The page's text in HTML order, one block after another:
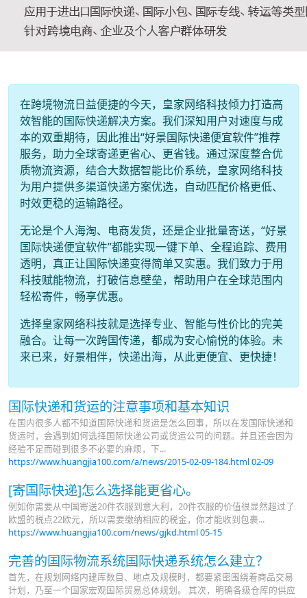
在跨境物流日益便捷的今天，皇家网络科技倾力打造高
效智能的国际快递解决方案。我们深知用户对速度与成
本的双重期待，因此推出“好景国际快递便宜软件”推荐
服务，助力全球寄递更省心、更省钱。通过深度整合优
质物流资源，结合大数据智能比价系统，皇家网络科技
为用户提供多渠道快递方案优选，自动匹配价格更低、
时效更稳的运输路径。
无论是个人海淘、电商发货，还是企业批量寄送，“好景
国际快递便宜软件”都能实现一键下单、全程追踪、费用
透明，真正让国际快递变得简单又实惠。我们致力于用
科技赋能物流，打破信息壁垒，帮助用户在全球范围内
轻松寄件，畅享优惠。
选择皇家网络科技就是选择专业、智能与性价比的完美
融合。让每一次跨国传递，都成为安心愉悦的体验。未
来已来，好景相伴，快递出海，从此更便宜、更快捷！
国际快递和货运的注意事项和基本知识
在国内很多人都不知道国际快递和货运是怎么回事，所以在发国际快递和
货运时，会遇到如何选择国际快递公司或货运公司的问题。并且还会因为
经验不足而碰到很多不必要的麻烦，下...
https://www.huangjia100.com/a/news/2015-02-09-184.html02-09
[寄国际快递]怎么选择能更省心。
例如你需要从中国寄送20件衣服到意大利，20件衣服的价值很显然超过了
欧盟的税点22欧元，所以需要缴纳相应的税金，你才能收到包裹...
https://www.huangjia100.com/news/gjkd.html05-15
完善的国际物流系统国际快递系统怎么建立？
首先，在规划网络内建库数目、地点及规模时，都要紧密围绕着商品交易
计划，乃至一个国家宏观国际贸易总体规划。 其次，明确各级仓库的供应